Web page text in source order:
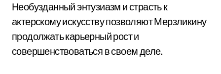
Необузданный энтузиазм и страсть к
актерскому искусству позволяют Мерзликину
продолжать карьерный рост и
совершенствоваться в своем деле.